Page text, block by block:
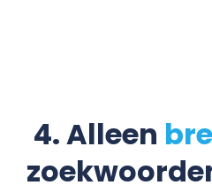
4. Alleen